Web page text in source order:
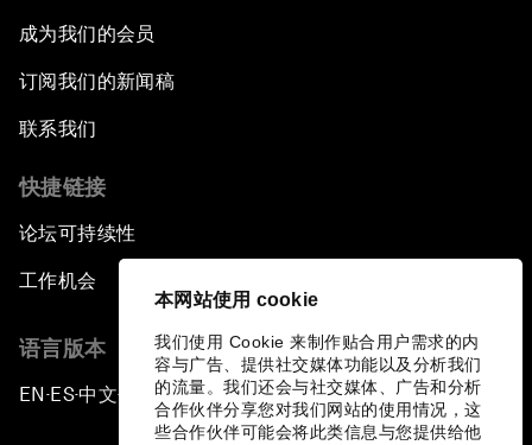
本网站使用 cookie
我们使用 Cookie 来制作贴合用户需求的内
容与广告、提供社交媒体功能以及分析我们
的流量。我们还会与社交媒体、广告和分析
合作伙伴分享您对我们网站的使用情况，这
些合作伙伴可能会将此类信息与您提供给他
成为我们的会员
订阅我们的新闻稿
联系我们
快捷链接
论坛可持续性
工作机会
语言版本
EN ▪ ES▪中文▪ 日本語